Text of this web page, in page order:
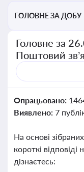
ГОЛОВНЕ ЗА ДОБУ
Головне за
Поштовий
Опрацьовано:
Виявлено: 7
На основі
короткі відповіді
дізнаєтесь: